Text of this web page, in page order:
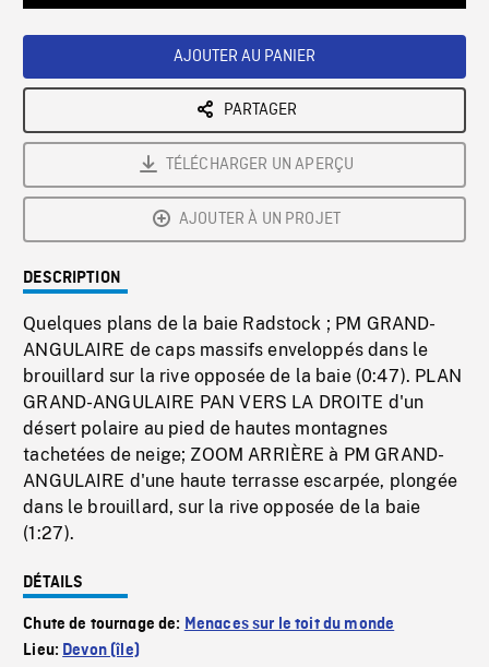
AJOUTER AU PANIER
PARTAGER
TÉLÉCHARGER UN APERÇU
AJOUTER À UN PROJET
DESCRIPTION
Quelques plans de la baie Radstock ; PM GRAND-
ANGULAIRE de caps massifs enveloppés dans le
brouillard sur la rive opposée de la baie (0:47). PLAN
GRAND-ANGULAIRE PAN VERS LA DROITE d'un
désert polaire au pied de hautes montagnes
tachetées de neige; ZOOM ARRIÈRE à PM GRAND-
ANGULAIRE d'une haute terrasse escarpée, plongée
dans le brouillard, sur la rive opposée de la baie
(1:27).
DÉTAILS
Chute de tournage de: Menaces sur le toit du monde
Lieu: Devon (île)